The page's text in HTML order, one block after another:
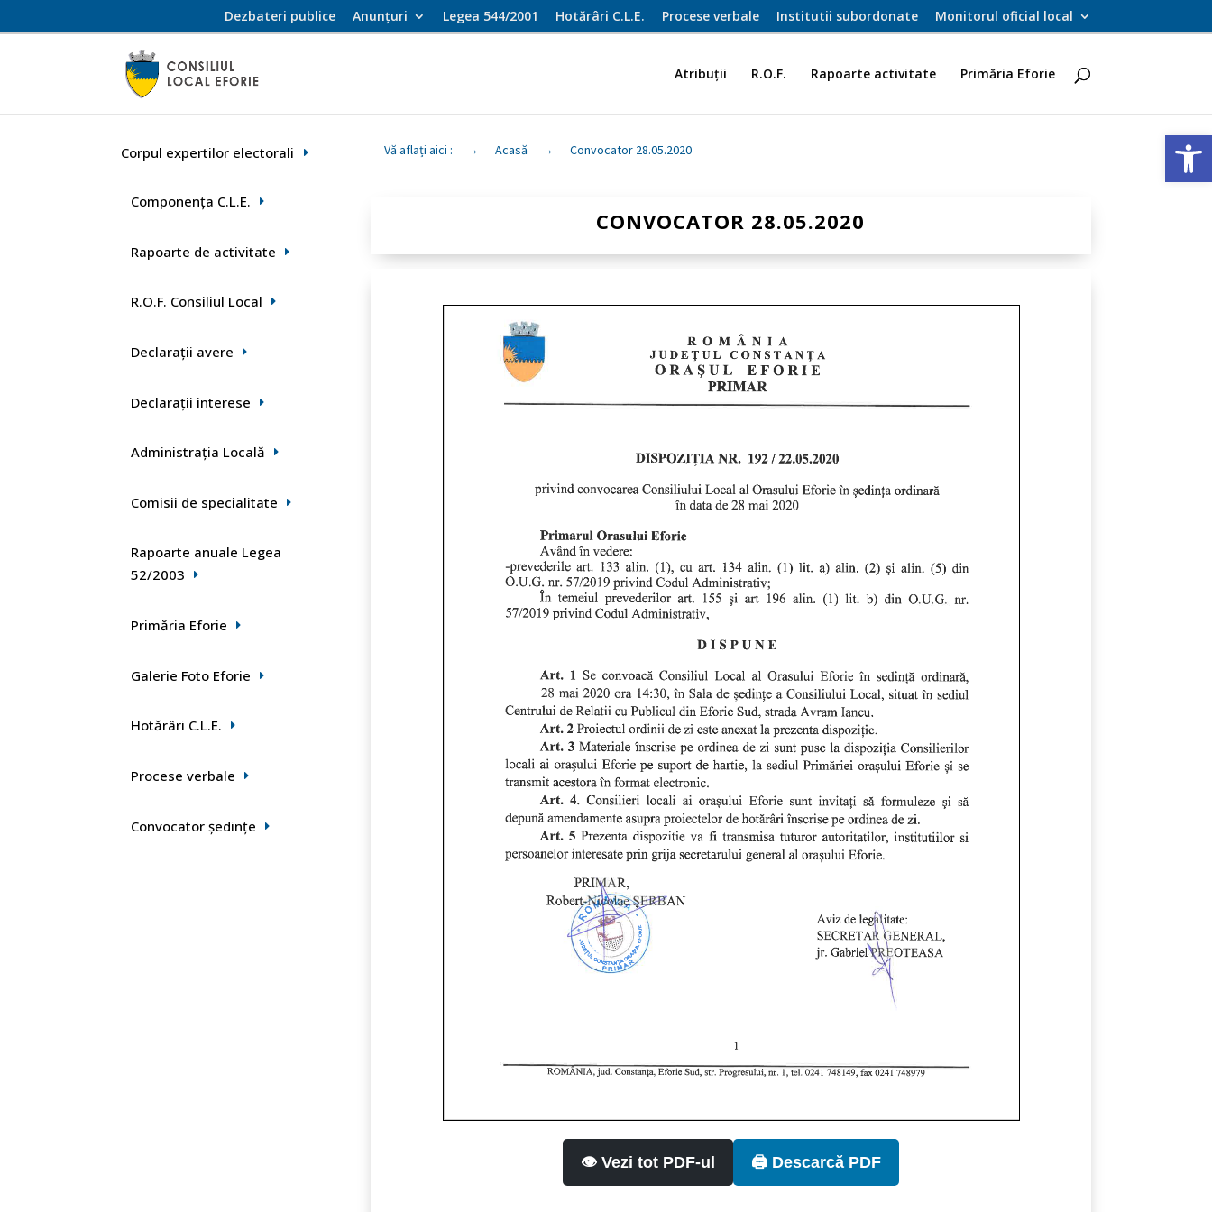
Deschide
Dezbateri publice Anunțuri Legea 544/2001 Hotărâri C.L.E. Procese verbale Institutii subordonate Monitorul oficial local
Atribuții R.O.F. Rapoarte activitate Primăria Eforie
Corpul expertilor electorali
Componența C.L.E.
Rapoarte de activitate
R.O.F. Consiliul Local
Declaraţii avere
Declarații interese
Administrația Locală
Comisii de specialitate
Rapoarte anuale Legea
52/2003
Primăria Eforie
Galerie Foto Eforie
Hotărâri C.L.E.
Procese verbale
Convocator ședințe
Vă aflați aici : → Acasă → Convocator 28.05.2020
CONVOCATOR 28.05.2020
👁️ Vezi tot PDF-ul 🖨️ Descarcă PDF